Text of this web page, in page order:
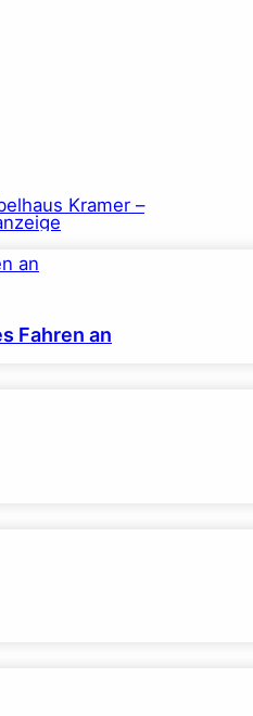
Fahren an